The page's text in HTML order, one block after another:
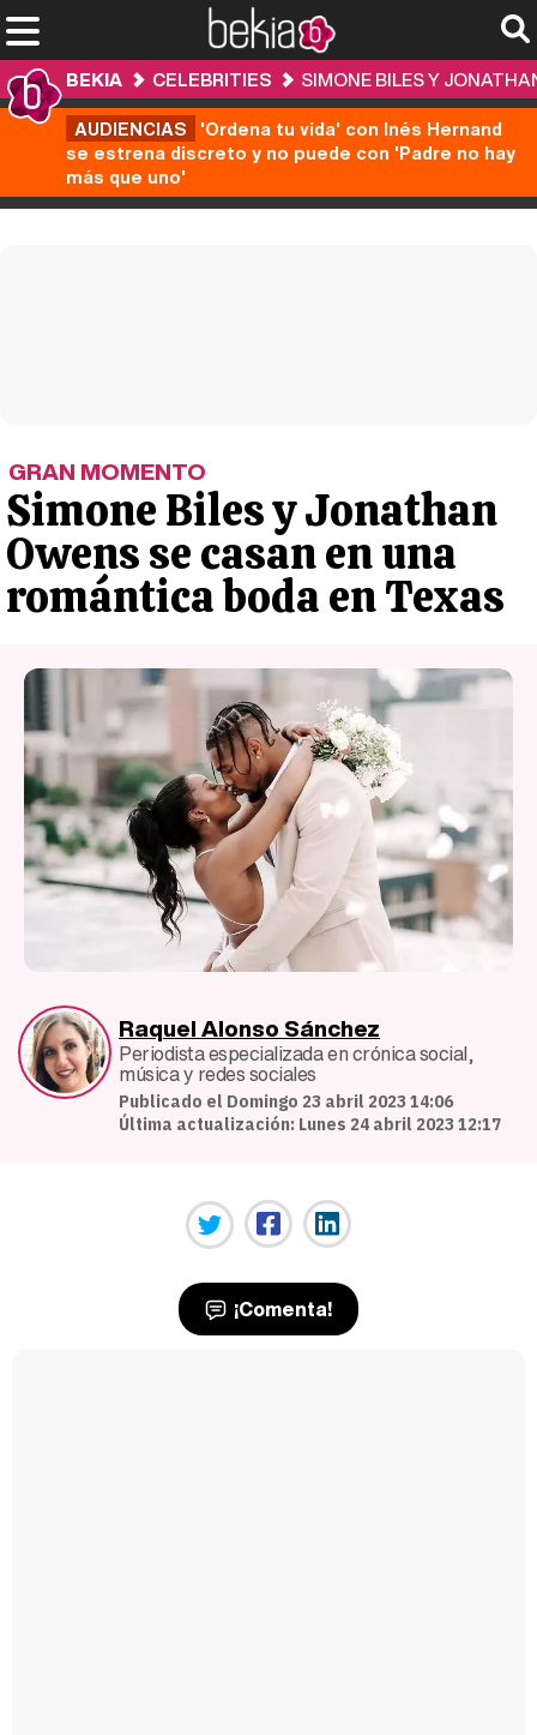
BEKIA CELEBRITIES
SIMONE BILES Y
AUDIENCIAS 'Ordena tu vida' con Inés Hernand
se estrena discreto y no puede con 'Padre no hay
más que uno'
GRAN MOMENTO
Simone Biles y Jonathan
Owens se casan en una
romántica boda en Texas
Raquel Alonso Sánchez
Periodista especializada en crónica social,
música y redes sociales
Publicado el Domingo 23 abril 2023 14:06
Última actualización: Lunes 24 abril 2023 12:17
¡Comenta!